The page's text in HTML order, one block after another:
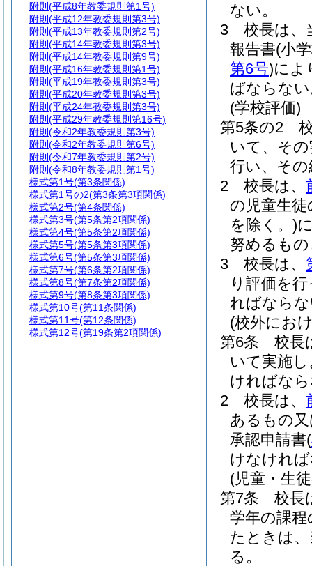
ない。
3
校長は、
報告書(小
第6号)によ
ばならな
(学校評価)
第5条の2
いて、そ
行い、そ
2
校長は、
の児童生
を除く。)
努めるも
3
校長は、
り評価を
ればなら
(校外にお
第6条
校長
いて実施
ければな
2
校長は、
あるもの
承認申請書(
けなけれ
(児童・生
第7条
校長
学年の課
たときは
る。
附則 (平成8年教委規則第1号)
附則 (平成12年教委規則第3号)
附則 (平成13年教委規則第2号)
附則 (平成14年教委規則第3号)
附則 (平成14年教委規則第9号)
附則 (平成16年教委規則第1号)
附則 (平成19年教委規則第3号)
附則 (平成20年教委規則第3号)
附則 (平成24年教委規則第3号)
附則 (平成29年教委規則第16号)
附則 (令和2年教委規則第3号)
附則 (令和2年教委規則第6号)
附則 (令和7年教委規則第2号)
附則 (令和8年教委規則第1号)
様式第1号(第3条関係)
様式第1号の2(第3条第3項関係)
様式第2号(第4条関係)
様式第3号(第5条第2項関係)
様式第4号(第5条第2項関係)
様式第5号(第5条第3項関係)
様式第6号(第5条第3項関係)
様式第7号(第6条第2項関係)
様式第8号(第7条第2項関係)
様式第9号(第8条第3項関係)
様式第10号(第11条関係)
様式第11号(第12条関係)
様式第12号(第19条第2項関係)